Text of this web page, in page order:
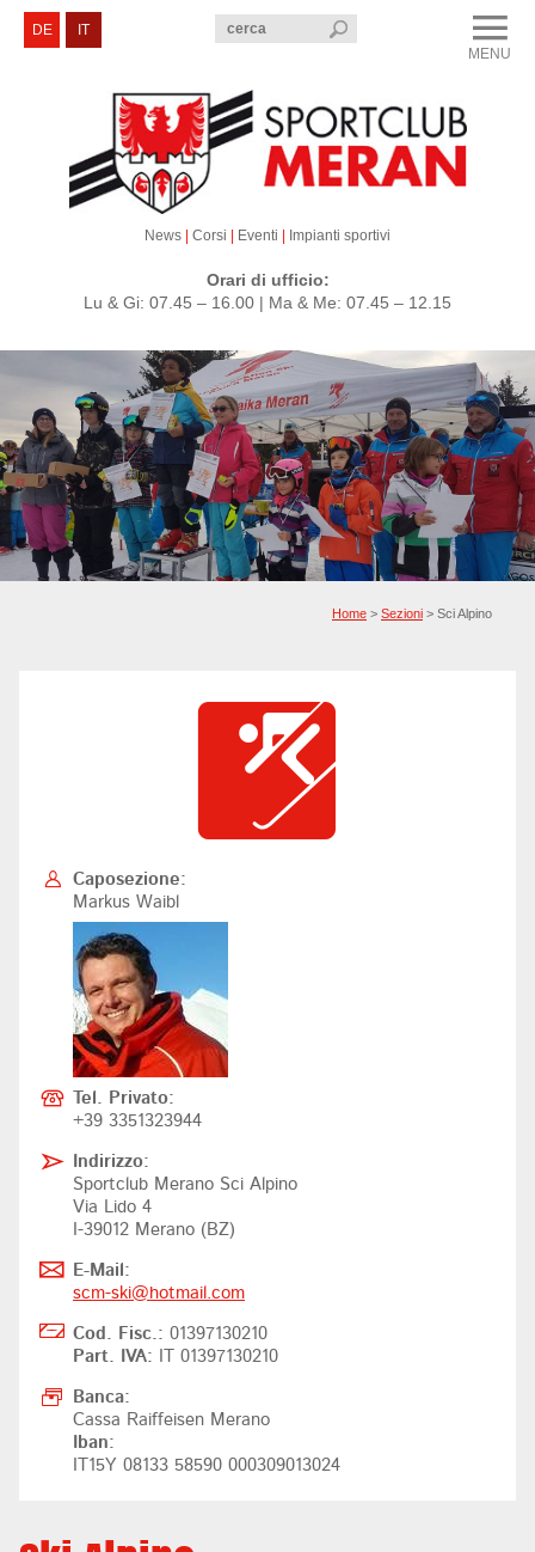
News | Corsi | Eventi | Impianti sportivi
Orari di ufficio:
Lu & Gi: 07.45 – 16.00 | Ma & Me: 07.45 – 12.15
DE
IT
MENU
menu CLOSE
Sportclub Merano
Corsi e Eventi
Servizi e Contatti
Home > Sezioni > Sci Alpino
Caposezione:
Markus Waibl
Tel. Privato:
+39 3351323944
Indirizzo:
Sportclub Merano Sci Alpino
Via Lido 4
I-39012 Merano (BZ)
E-Mail:
scm-ski@hotmail.com
Cod. Fisc.: 01397130210
Part. IVA:
IT 01397130210
Banca:
Cassa Raiffeisen Merano
Iban:
IT15Y 08133 58590 000309013024